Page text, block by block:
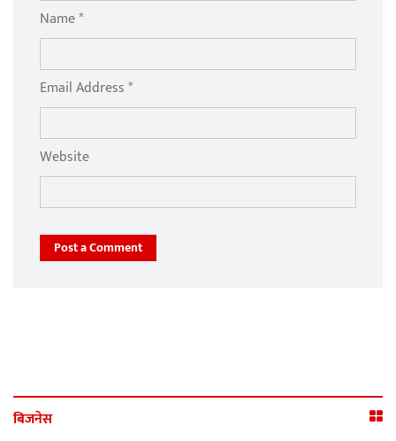
Name *
Email Address *
Website
Post a Comment
बिजनेस